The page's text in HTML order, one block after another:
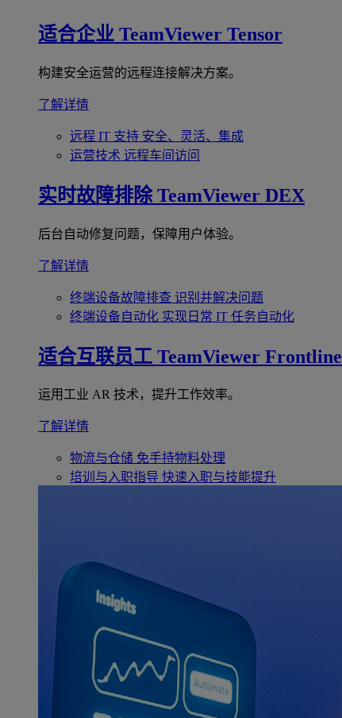
适合企业 TeamViewer Tensor
构建安全运营的远程连接解决方案。
了解详情
远程 IT 支持 安全、灵活、集成
运营技术 远程车间访问
实时故障排除 TeamViewer DEX
后台自动修复问题，保障用户体验。
了解详情
终端设备故障排查 识别并解决问题
终端设备自动化 实现日常 IT 任务自动化
适合互联员工 TeamViewer Frontline
运用工业 AR 技术，提升工作效率。
了解详情
物流与仓储 免手持物料处理
培训与入职指导 快速入职与技能提升